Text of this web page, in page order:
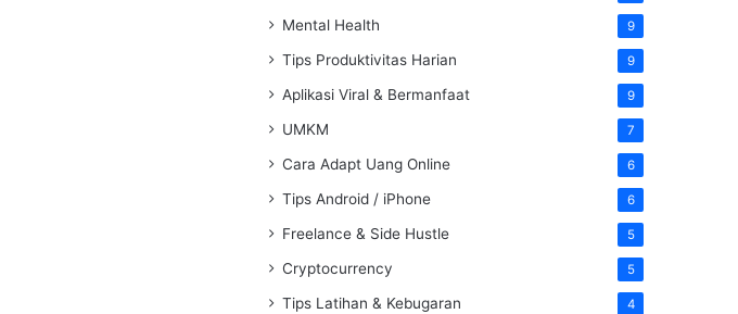
Mental Health 9
Tips Produktivitas Harian 9
Aplikasi Viral & Bermanfaat 9
UMKM 7
Cara Adapt Uang Online 6
Tips Android / iPhone 6
Freelance & Side Hustle 5
Cryptocurrency 5
Tips Latihan & Kebugaran 4